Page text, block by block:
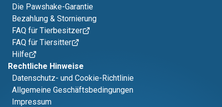
Die Pawshake-Garantie
Bezahlung & Stornierung
FAQ für Tierbesitzer
FAQ für Tiersitter
Hilfe
Rechtliche Hinweise
Datenschutz- und Cookie-Richtlinie
Allgemeine Geschäftsbedingungen
Impressum